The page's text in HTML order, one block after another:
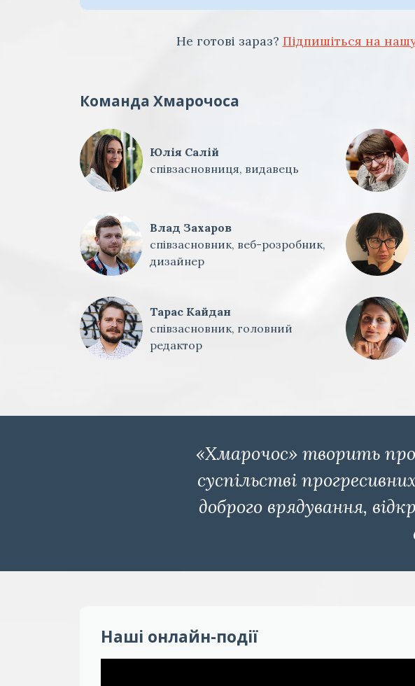
Не готові зараз? Підпишіться на
Команда Хмарочоса
Юлія Салій
співзасновниця, видавець
Влад Захаров
співзасновник, веб-розробник,
дизайнер
Тарас Кайдан
співзасновник, головний
редактор
«Хмарочос» творить
суспільстві
доброго врядування,
Наші онлайн-події